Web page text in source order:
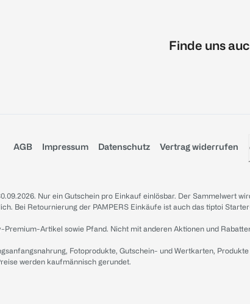
Finde uns
AGB Impressum Datenschutz Vertrag widerrufen
Nur ein Gutschein pro Einkauf einlösbar. Der Sammelwert
Bei Retournierung der PAMPERS Einkäufe ist auch das tiptoi
Premium-Artikel sowie Pfand. Nicht mit anderen Aktionen und
Fotoprodukte, Gutschein- und Wertkarten,
werden kaufmännisch gerundet.